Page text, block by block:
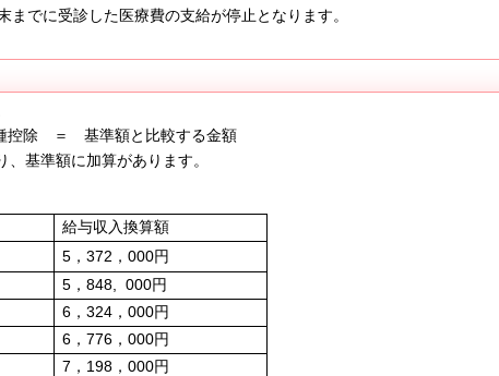
でに受診した医療費の支給が停止となります。
控除 ＝ 基準額と比較する金額
基準額に加算があります。
給与収入換算額
5，372，000円
5，848, 000円
6，324，000円
6，776，000円
7，198，000円